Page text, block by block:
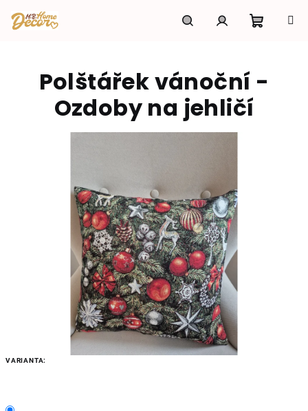
obsah
košík
VARIANTA:
Polštářek vánoční -
Ozdoby na jehličí